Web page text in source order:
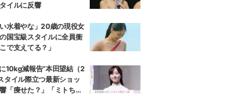
イルに反響
い水着やな」20歳の現役女
国宝級スタイルに全員衝
で支えてる？」
10kg減報告”本田望結（2
タイル際立つ最新ショッ
「痩せた？」「ミトちゃ